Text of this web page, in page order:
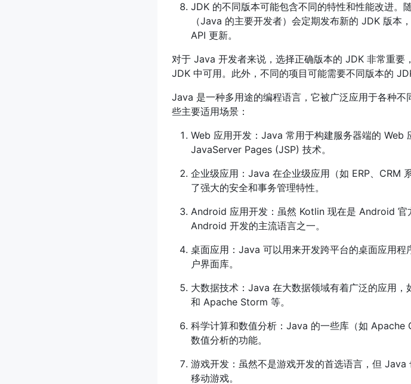
JDK 的不同版本可能包含不同的特性和性能改进。
（Java 的主要开发者）会定期发布新的 JDK 版本
API 更新。
对于 Java 开发者来说，选择正确版本的 JDK 非常重要
JDK 中可用。此外，不同的项目可能需要不同版本的
Java 是一种多用途的编程语言，它被广泛应用于各种
些主要适用场景：
Web 应用开发：Java 常用于构建服务器端的 Web
JavaServer Pages (JSP) 技术。
企业级应用：Java 在企业级应用（如 ERP、CRM
了强大的安全和事务管理特性。
Android 应用开发：虽然 Kotlin 现在是 Android 官
Android 开发的主流语言之一。
桌面应用：Java 可以用来开发跨平台的桌面应用
户界面库。
大数据技术：Java 在大数据领域有着广泛的应用
和 Apache Storm 等。
科学计算和数值分析：Java 的一些库（如
数值分析的功能。
游戏开发：虽然不是游戏开发的首选语言，但
移动游戏。